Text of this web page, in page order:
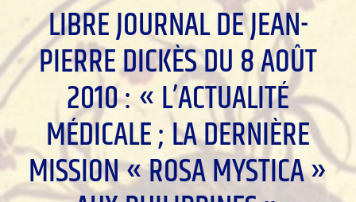
LIBRE JOURNAL DE JEAN-
PIERRE DICKÈS DU 8 AOÛT
2010 : « L’ACTUALITÉ
MÉDICALE ; LA DERNIÈRE
MISSION « ROSA MYSTICA »